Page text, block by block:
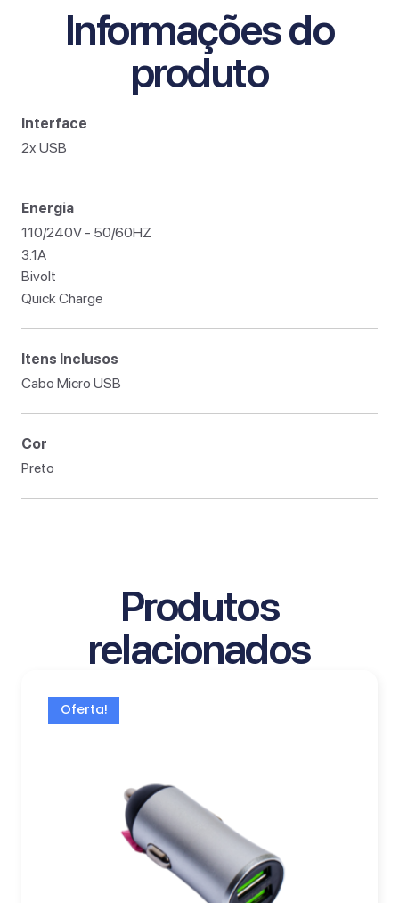
Informações do
produto
Interface
2x USB
Energia
110/240V - 50/60HZ
3.1A
Bivolt
Quick Charge
Itens Inclusos
Cabo Micro USB
Cor
Preto
Produtos
relacionados
Oferta!